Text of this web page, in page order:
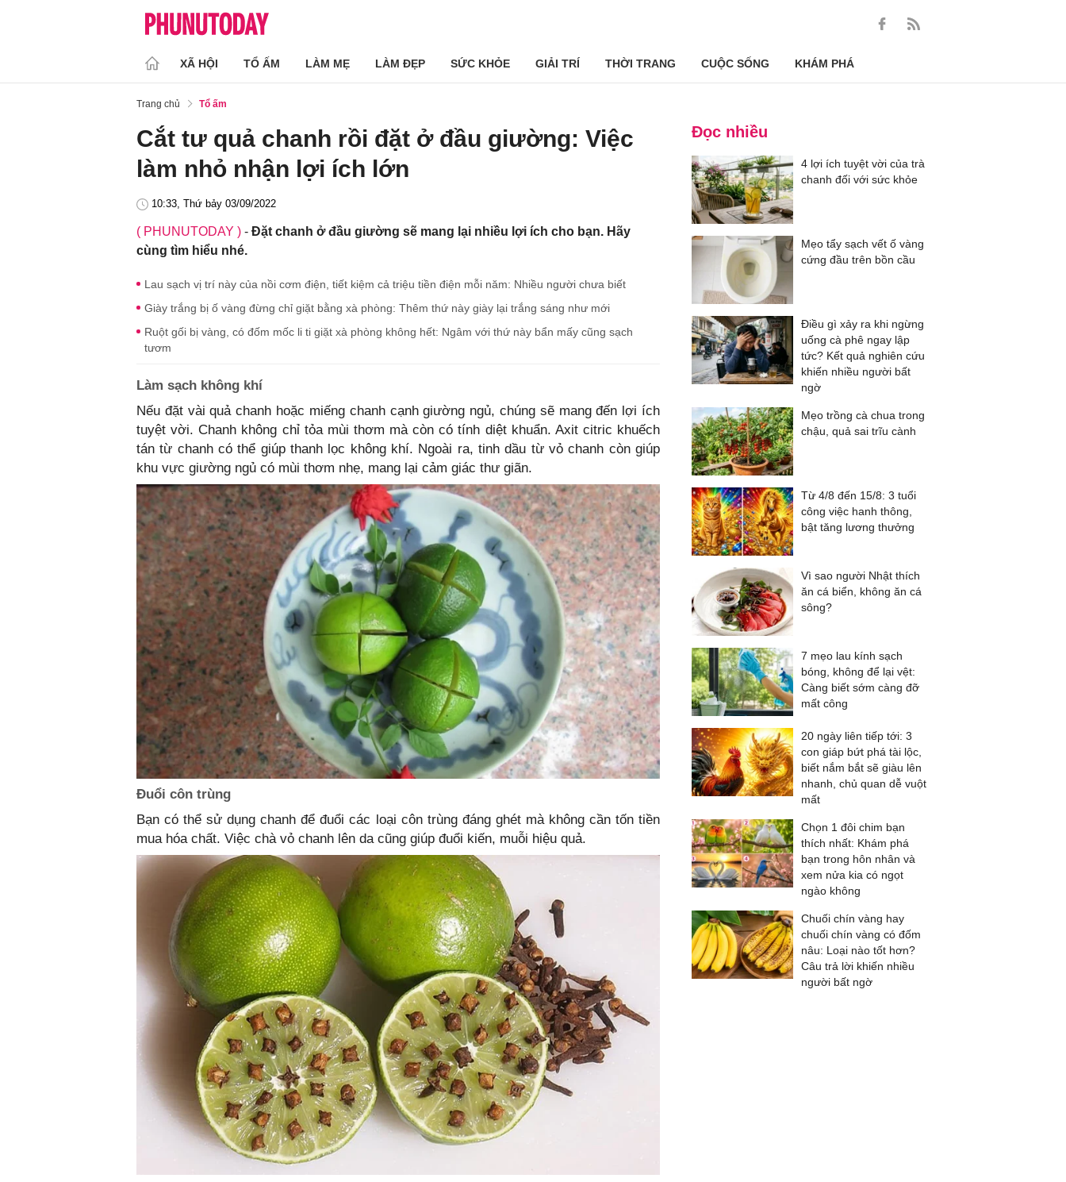
XÃ HỘI TỔ ẤM LÀM MẸ LÀM ĐẸP SỨC KHỎE GIẢI TRÍ THỜI TRANG CUỘC SỐNG KHÁM PHÁ
Trang chủ Tổ ấm
Cắt tư quả chanh rồi đặt ở đầu giường: Việc
làm nhỏ nhận lợi ích lớn
10:33, Thứ bảy 03/09/2022
( PHUNUTODAY ) - Đặt chanh ở đầu giường sẽ mang lại nhiều lợi ích cho bạn. Hãy
cùng tìm hiểu nhé.
Lau sạch vị trí này của nồi cơm điện, tiết kiệm cả triệu tiền điện mỗi năm: Nhiều người chưa biết
Giày trắng bị ố vàng đừng chỉ giặt bằng xà phòng: Thêm thứ này giày lại trắng sáng như mới
Ruột gối bị vàng, có đốm mốc li ti giặt xà phòng không hết: Ngâm với thứ này bẩn mấy cũng sạch
tươm
Làm sạch không khí
Nếu đặt vài quả chanh hoặc miếng chanh cạnh giường ngủ, chúng sẽ mang đến lợi ích
tuyệt vời. Chanh không chỉ tỏa mùi thơm mà còn có tính diệt khuẩn. Axit citric khuếch
tán từ chanh có thể giúp thanh lọc không khí. Ngoài ra, tinh dầu từ vỏ chanh còn giúp
khu vực giường ngủ có mùi thơm nhẹ, mang lại cảm giác thư giãn.
Đuổi côn trùng
Bạn có thể sử dụng chanh để đuổi các loại côn trùng đáng ghét mà không cần tốn tiền
mua hóa chất. Việc chà vỏ chanh lên da cũng giúp đuổi kiến, muỗi hiệu quả.
Đọc nhiều
4 lợi ích tuyệt vời của trà
chanh đối với sức khỏe
Mẹo tẩy sạch vết ố vàng
cứng đầu trên bồn cầu
Điều gì xảy ra khi ngừng
uống cà phê ngay lập
tức? Kết quả nghiên cứu
khiến nhiều người bất
ngờ
Mẹo trồng cà chua trong
chậu, quả sai trĩu cành
Từ 4/8 đến 15/8: 3 tuổi
công việc hanh thông,
bật tăng lương thưởng
Vì sao người Nhật thích
ăn cá biển, không ăn cá
sông?
7 mẹo lau kính sạch
bóng, không để lại vệt:
Càng biết sớm càng đỡ
mất công
20 ngày liên tiếp tới: 3
con giáp bứt phá tài lộc,
biết nắm bắt sẽ giàu lên
nhanh, chủ quan dễ vuột
mất
Chọn 1 đôi chim bạn
thích nhất: Khám phá
bạn trong hôn nhân và
xem nửa kia có ngọt
ngào không
Chuối chín vàng hay
chuối chín vàng có đốm
nâu: Loại nào tốt hơn?
Câu trả lời khiến nhiều
người bất ngờ